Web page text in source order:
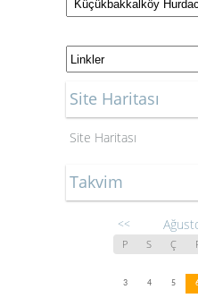
Site Haritası
Site Haritası
Takvim
<<
P S Ç
3
4 5